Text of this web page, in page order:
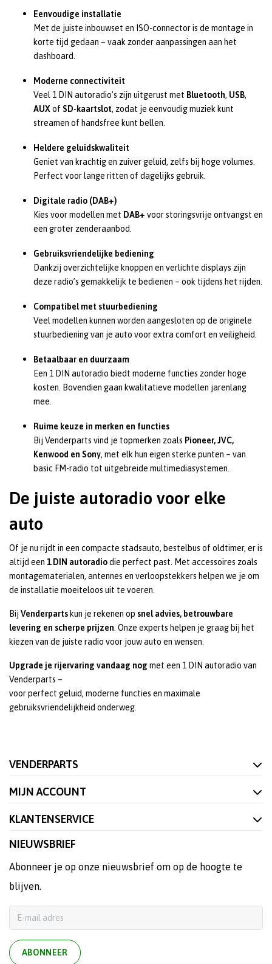
Eenvoudige installatie
Met de juiste inbouwset en ISO-connector is de montage in
korte tijd gedaan – vaak zonder aanpassingen aan het
dashboard.
Moderne connectiviteit
Veel 1 DIN autoradio’s zijn uitgerust met Bluetooth, USB,
AUX of SD-kaartslot, zodat je eenvoudig muziek kunt
streamen of handsfree kunt bellen.
Heldere geluidskwaliteit
Geniet van krachtig en zuiver geluid, zelfs bij hoge volumes.
Perfect voor lange ritten of dagelijks gebruik.
Digitale radio (DAB+)
Kies voor modellen met DAB+ voor storingsvrije ontvangst en
een groter zenderaanbod.
Gebruiksvriendelijke bediening
Dankzij overzichtelijke knoppen en verlichte displays zijn
deze radio’s gemakkelijk te bedienen – ook tijdens het rijden.
Compatibel met stuurbediening
Veel modellen kunnen worden aangesloten op de originele
stuurbediening van je auto voor extra comfort en veiligheid.
Betaalbaar en duurzaam
Een 1 DIN autoradio biedt moderne functies zonder hoge
kosten. Bovendien gaan kwalitatieve modellen jarenlang
mee.
Ruime keuze in merken en functies
Bij Venderparts vind je topmerken zoals Pioneer, JVC,
Kenwood en Sony, met elk hun eigen sterke punten – van
basic FM-radio tot uitgebreide multimediasystemen.
De juiste autoradio voor elke
auto
Of je nu rijdt in een compacte stadsauto, bestelbus of oldtimer, er is
altijd een 1 DIN autoradiodie perfect past. Met accessoires zoals
montagematerialen, antennes en verloopstekkers helpen we je om
de installatie moeiteloos uit te voeren.
Bij Venderparts kun je rekenen op snel advies, betrouwbare
levering en scherpe prijzen . Onze experts helpen je graag bij het
kiezen van de juiste radio voor jouw auto en wensen.
Upgrade je rijervaring vandaag nog met een 1 DIN autoradio van
Venderparts –
voor perfect geluid, moderne functies en maximale
gebruiksvriendelijkheid onderweg.
VENDERPARTS
MIJN ACCOUNT
KLANTENSERVICE
NIEUWSBRIEF
Abonneer je op onze nieuwsbrief om op de hoogte te
blijven.
ABONNEER